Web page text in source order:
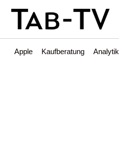
Apple Kaufberatung Analytik